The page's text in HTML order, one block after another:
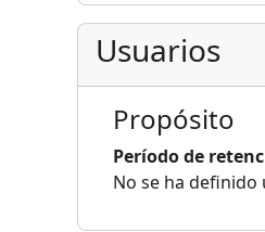
Usuarios
Propósito
Período de
No se ha